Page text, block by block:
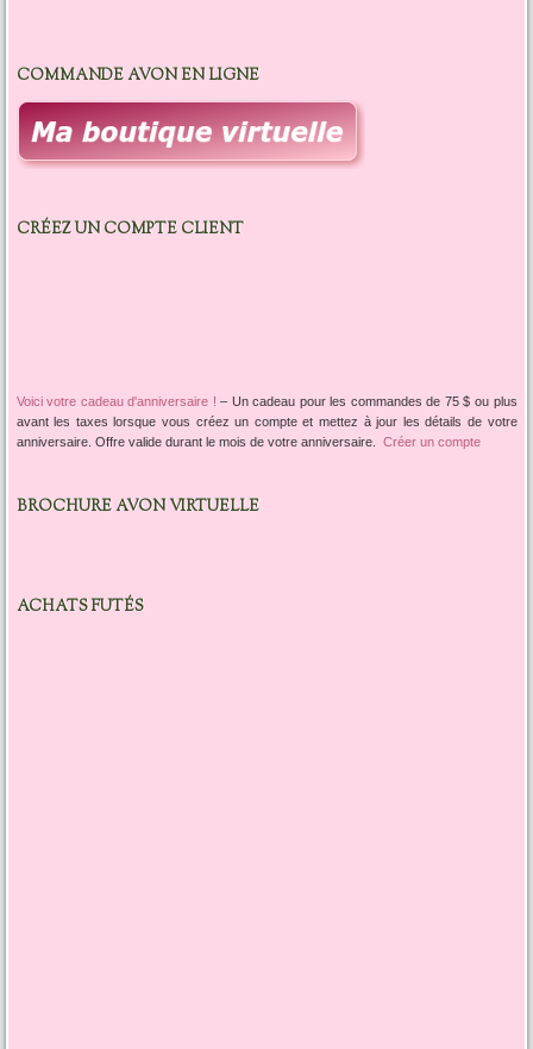
COMMANDE AVON EN LIGNE
CRÉEZ UN COMPTE CLIENT
Voici votre cadeau d'anniversaire ! – Un cadeau pour les commandes de 75 $ ou plus
avant les taxes lorsque vous créez un compte et mettez à jour les détails de votre
anniversaire. Offre valide durant le mois de votre anniversaire. Créer un compte
BROCHURE AVON VIRTUELLE
ACHATS FUTÉS